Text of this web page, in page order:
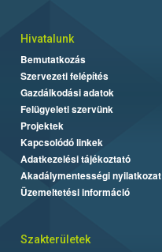
Hivatalunk
Bemutatkozás
Szervezeti felépítés
Gazdálkodási adatok
Felügyeleti szervünk
Projektek
Kapcsolódó linkek
Adatkezelési tájékoztató
Akadálymentességi nyilatkozat
Üzemeltetési információ
Szakterületek